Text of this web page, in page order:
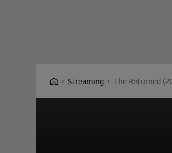
Streaming The Returned